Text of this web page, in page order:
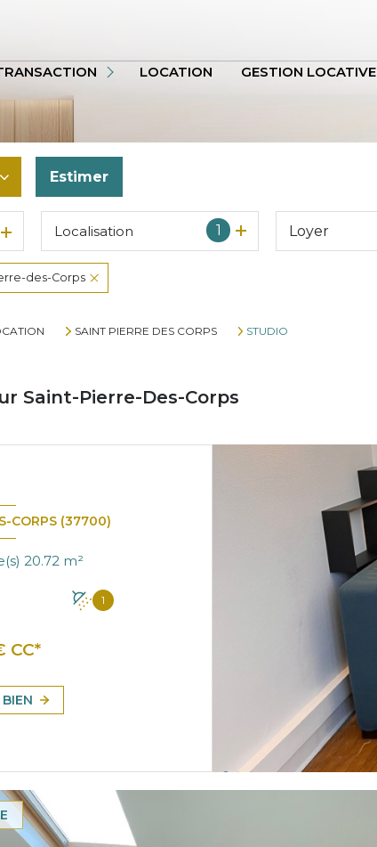
TOUS
VENDUS
LOCATION GESTION LOCATIVE
pro
Estimer
1
Localisation Loyer
des-Corps
SAINT PIERRE DES CORPS STUDIO
Saint-Pierre-Des-Corps
CORPS (37700)
Studio 1 pièce(s) 20.72 m²
1
CC*